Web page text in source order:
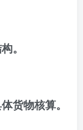
。
货物核算。